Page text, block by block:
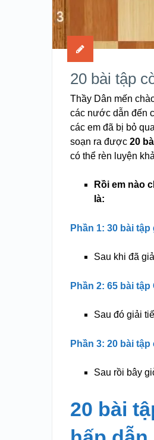
20 bài tập
Thầy Dân mến
các nước dẫn đến
các em đã bị bỏ
soạn ra được20
có thể rèn luyện
Rồi em nào
là:
Phần 1: 30 bài
Sau khi đã
Phần 2: 65 bài
Sau đó giải
Phần 3: 20 bài
Sau rồi bây
20 bài